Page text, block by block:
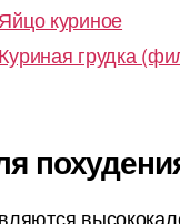
Яйцо куриное
Куриная грудка